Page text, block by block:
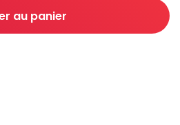
au panier